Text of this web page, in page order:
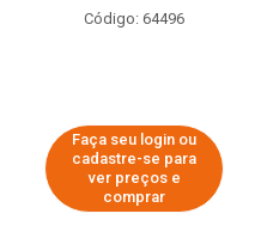
Código: 64496
Faça seu login ou
cadastre-se para
ver preços e
comprar